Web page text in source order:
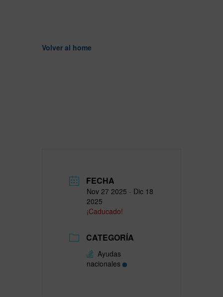
Volver al home
FECHA
Nov 27 2025 - Dic 18
2025
¡Caducado!
CATEGORÍA
Ayudas
nacionales